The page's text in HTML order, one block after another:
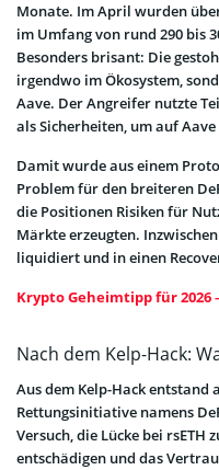
Monate. Im April wurden
im Umfang von rund 290 bis
Besonders brisant: Die
irgendwo im Ökosystem,
Aave. Der Angreifer nutzte
als Sicherheiten, um auf
Damit wurde aus einem
Problem für den breiteren
die Positionen Risiken für
Märkte erzeugten.
liquidiert und in einen
Krypto Geheimtipp für 2026
Nach dem Kelp-Hack:
Aus dem Kelp-Hack
Rettungsinitiative namens
Versuch, die Lücke bei rsETH
entschädigen und das